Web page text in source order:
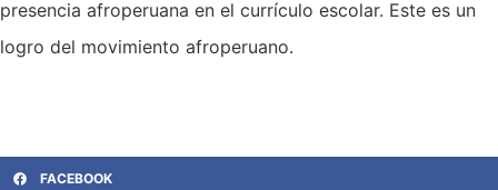
presencia afroperuana en el currículo escolar. Este es un
logro del movimiento afroperuano.
FACEBOOK